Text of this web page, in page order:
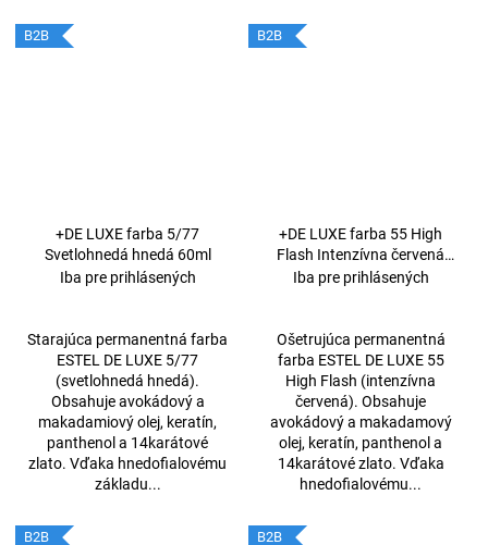
B2B
+DE LUXE farba 5/77
Svetlohnedá hnedá 60ml
Iba pre prihlásených
Starajúca permanentná farba
ESTEL DE LUXE 5/77
(svetlohnedá hnedá).
Obsahuje avokádový a
makadamiový olej, keratín,
panthenol a 14karátové
zlato. Vďaka hnedofialovému
základu...
B2B
+DE LUXE farba 55 High
Flash Intenzívna červená
60ml
Iba pre prihlásených
Ošetrujúca permanentná
farba ESTEL DE LUXE 55
High Flash (intenzívna
červená). Obsahuje
avokádový a makadamový
olej, keratín, panthenol a
14karátové zlato. Vďaka
hnedofialovému...
B2B B2B